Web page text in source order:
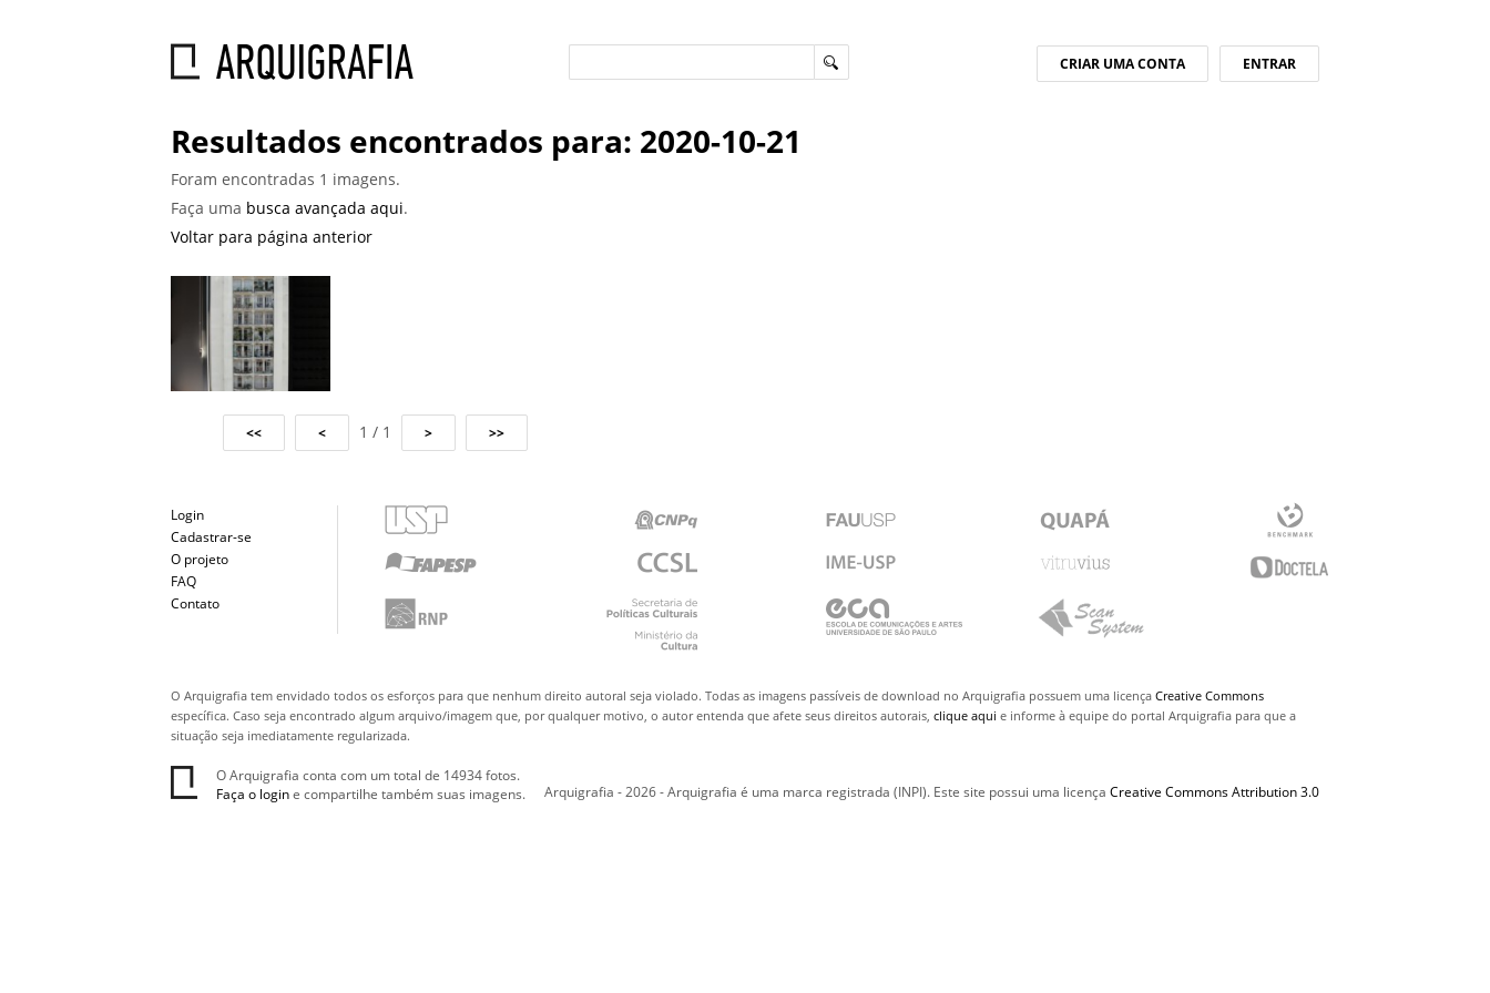
ENTRAR
CRIAR UMA CONTA
Resultados encontrados para: 2020-10-21
Foram encontradas 1 imagens.
Faça uma busca avançada aqui.
Voltar para página anterior
1 / 1
Login
Cadastrar-se
O projeto
FAQ
Contato
O Arquigrafia tem envidado todos os esforços para que nenhum direito autoral seja violado. Todas as imagens passíveis de download no Arquigrafia possuem uma licençaCreative Commons
específica. Caso seja encontrado algum arquivo/imagem que, por qualquer motivo, o autor entenda que afete seus direitos autorais,clique aqui e informe à equipe do portal Arquigrafia para que a
situação seja imediatamente regularizada.
O Arquigrafia conta com um total de 14934 fotos.
Faça o logine compartilhe também suas imagens. Arquigrafia - 2026 - Arquigrafia é uma marca registrada (INPI). Este site possui uma licença Creative Commons Attribution 3.0